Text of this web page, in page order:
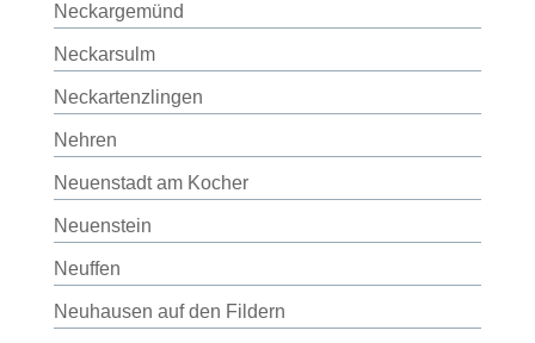
Neckargemünd
Neckarsulm
Neckartenzlingen
Nehren
Neuenstadt am Kocher
Neuenstein
Neuffen
Neuhausen auf den Fildern